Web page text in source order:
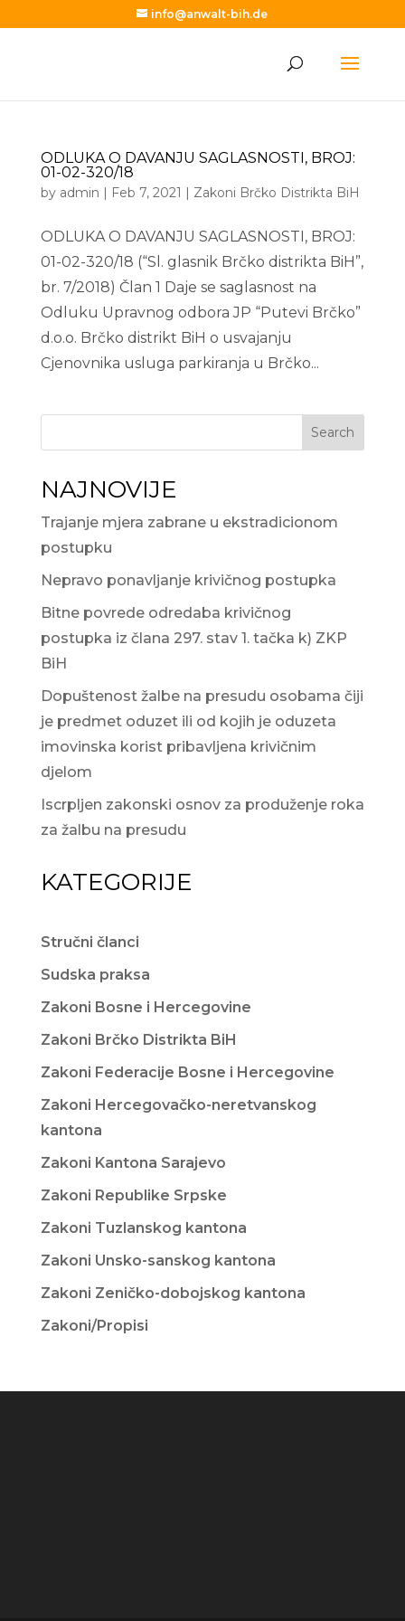
info@anwalt-bih.de
ODLUKA O DAVANJU SAGLASNOSTI, BROJ:
01-02-320/18
by admin | Feb 7, 2021 | Zakoni Brčko Distrikta BiH
ODLUKA O DAVANJU SAGLASNOSTI, BROJ:
01-02-320/18 (“Sl. glasnik Brčko distrikta BiH”,
br. 7/2018) Član 1 Daje se saglasnost na
Odluku Upravnog odbora JP “Putevi Brčko”
d.o.o. Brčko distrikt BiH o usvajanju
Cjenovnika usluga parkiranja u Brčko...
Search
NAJNOVIJE
Trajanje mjera zabrane u ekstradicionom
postupku
Nepravo ponavljanje krivičnog postupka
Bitne povrede odredaba krivičnog
postupka iz člana 297. stav 1. tačka k) ZKP
BiH
Dopuštenost žalbe na presudu osobama čiji
je predmet oduzet ili od kojih je oduzeta
imovinska korist pribavljena krivičnim
djelom
Iscrpljen zakonski osnov za produženje roka
za žalbu na presudu
KATEGORIJE
Stručni članci
Sudska praksa
Zakoni Bosne i Hercegovine
Zakoni Brčko Distrikta BiH
Zakoni Federacije Bosne i Hercegovine
Zakoni Hercegovačko-neretvanskog
kantona
Zakoni Kantona Sarajevo
Zakoni Republike Srpske
Zakoni Tuzlanskog kantona
Zakoni Unsko-sanskog kantona
Zakoni Zeničko-dobojskog kantona
Zakoni/Propisi